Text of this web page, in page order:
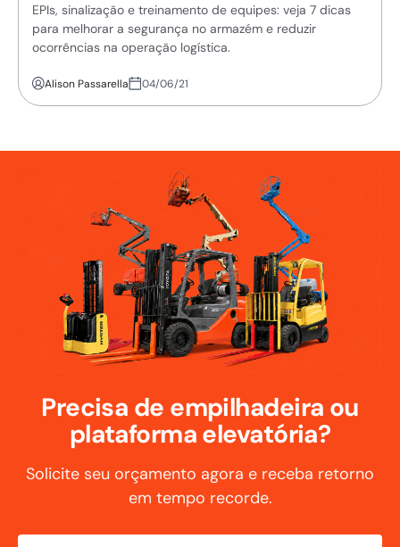
EPIs, sinalização e treinamento de equipes: veja 7 dicas
para melhorar a segurança no armazém e reduzir
ocorrências na operação logística.
Alison Passarella 04/06/21
Precisa de empilhadeira ou
plataforma elevatória?
Solicite seu orçamento agora e receba retorno
em tempo recorde.